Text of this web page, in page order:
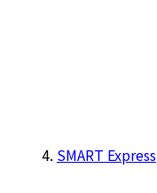
SMART Express